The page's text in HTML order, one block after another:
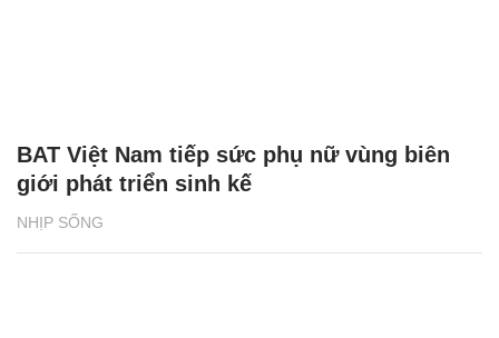
NHỊP SỐNG
BAT Việt Nam tiếp sức phụ nữ vùng biên
giới phát triển sinh kế